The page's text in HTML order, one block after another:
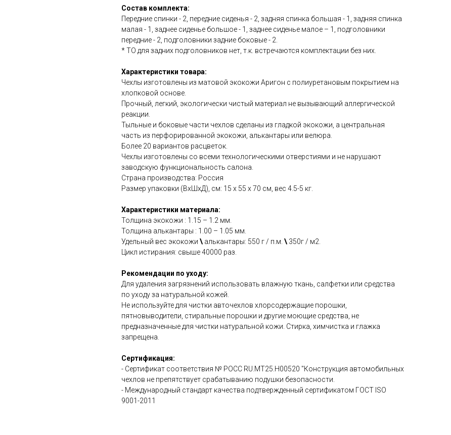
Состав комплекта:
Передние спинки - 2, передние сиденья - 2, задняя спинка большая - 1, задняя спинка
малая - 1, заднее сиденье большое - 1, заднее сиденье малое – 1, подголовники
передние - 2, подголовники задние боковые - 2.
* ТО для задних подголовников нет, т.к. встречаются комплектации без них.
Характеристики товара:
Чехлы изготовлены из матовой экокожи Аригон с полиуретановым покрытием на
хлопковой основе.
Прочный, легкий, экологически чистый материал не вызывающий аллергической
реакции.
Тыльные и боковые части чехлов сделаны из гладкой экокожи, а центральная
часть из перфорированной экокожи, алькантары или велюра.
Более 20 вариантов расцветок.
Чехлы изготовлены со всеми технологическими отверстиями и не нарушают
заводскую функциональность салона.
Страна производства: Россия
Размер упаковки (ВхШхД), см: 15 x 55 x 70 см, вес 4.5-5 кг.
Характеристики материала:
Толщина экокожи : 1.15 – 1.2 мм.
Толщина алькантары : 1.00 – 1.05 мм.
Удельный вес экокожи \ алькантары: 550 г / п.м. \ 350г / м2.
Цикл истирания: свыше 40000 раз.
Рекомендации по уходу:
Для удаления загрязнений использовать влажную ткань, салфетки или средства
по уходу за натуральной кожей.
Не используйте для чистки авточехлов хлорсодержащие порошки,
пятновыводители, стиральные порошки и другие моющие средства, не
предназначенные для чистки натуральной кожи. Стирка, химчистка и глажка
запрещена.
Сертификация:
- Сертификат соответствия № РОСС RU.МТ25.Н00520 "Конструкция автомобильных
чехлов не препятствует срабатыванию подушки безопасности.
- Международный стандарт качества подтвержденный сертификатом ГОСТ ISO
9001-2011